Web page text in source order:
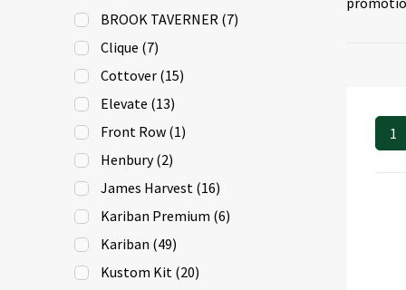
BROOK TAVERNER (7)
Clique (7)
Cottover (15)
Elevate (13)
Front Row (1)
Henbury (2)
James Harvest (16)
Kariban Premium (6)
Kariban (49)
Kustom Kit (20)
1